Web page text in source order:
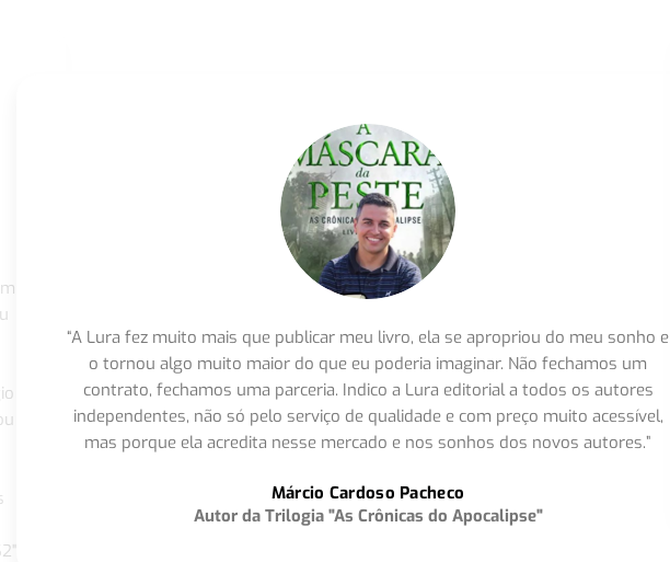
“A Lura fez muito mais que publicar meu livro, ela se apropriou do meu sonho e
o tornou algo muito maior do que eu poderia imaginar. Não fechamos um
contrato, fechamos uma parceria. Indico a Lura editorial a todos os autores
independentes, não só pelo serviço de qualidade e com preço muito acessível,
mas porque ela acredita nesse mercado e nos sonhos dos novos autores.”
Márcio Cardoso Pacheco
Autor da Trilogia "As Crônicas do Apocalipse"